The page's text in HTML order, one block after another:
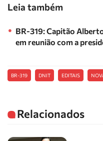
Leia também
BR-319: Capitão
em reunião com a
BR-319 DNIT EDITAIS
Relacionados